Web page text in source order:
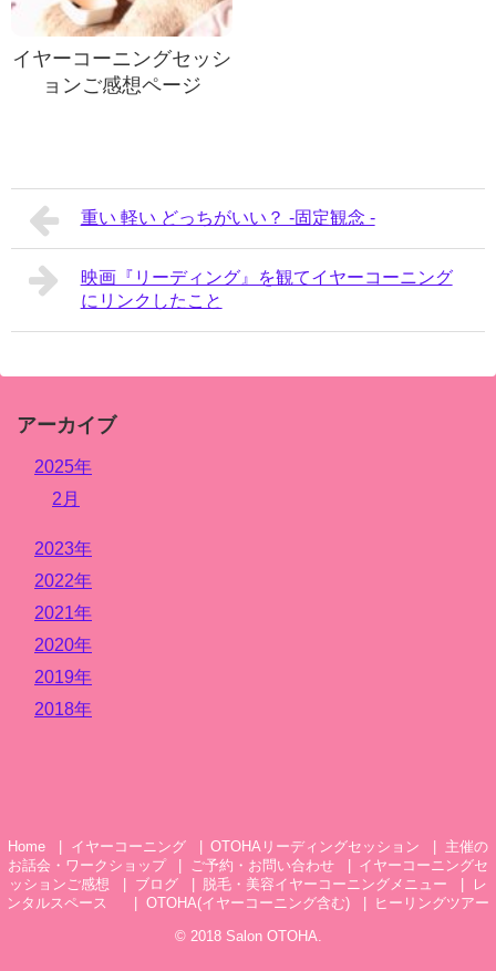
イヤーコーニングセッシ
ョンご感想ページ
重い 軽い どっちがいい？ -固定観念 -
映画『リーディング』を観てイヤーコーニング
にリンクしたこと
アーカイブ
2025年
2月
2023年
2022年
2021年
2020年
2019年
2018年
Home イヤーコーニング OTOHAリーディングセッション
主催の
お話会・ワークショップ
ご予約・お問い合わせ
イヤーコーニングセ
ッションご感想
ブログ 脱毛・美容イヤーコーニングメニュー
レ
ンタルスペース
OTOHA(イヤーコーニング含む)
ヒーリングツアー
© 2018 Salon OTOHA.